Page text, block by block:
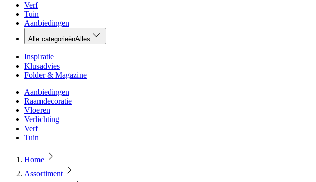
Verf
Tuin
Aanbiedingen
Alle categorieënAlles
Inspiratie
Klusadvies
Folder & Magazine
Aanbiedingen
Raamdecoratie
Vloeren
Verlichting
Verf
Tuin
Home
Assortiment